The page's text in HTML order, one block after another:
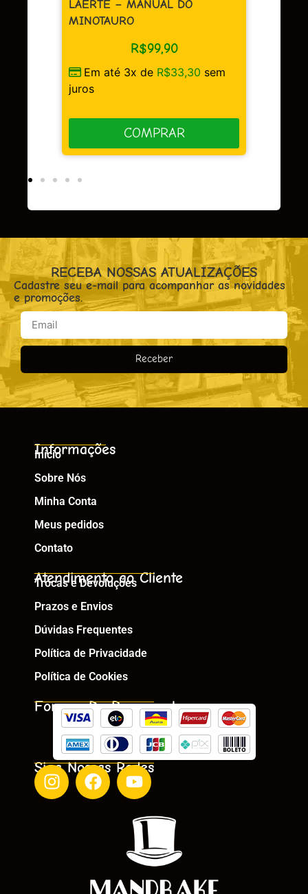
LAERTE – MANUAL DO
MINOTAURO
R$99,90
Em até 3x de R$33,30 sem
juros
COMPRAR
RECEBA NOSSAS ATUALIZAÇÕES
Cadastre seu e-mail para acompanhar as novidades
e promoções.
Receber
Informações
Início
Sobre Nós
Minha Conta
Meus pedidos
Contato
Atendimento ao Cliente
Trocas e Devoluções
Prazos e Envios
Dúvidas Frequentes
Política de Privacidade
Política de Cookies
Formas De Pagamento
Siga Nossas Redes